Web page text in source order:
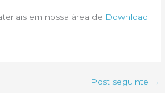
em nossa área de Download.
Post seguinte →